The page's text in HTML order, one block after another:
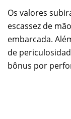
Os valores
escassez de
embarcada.
de
bônus por